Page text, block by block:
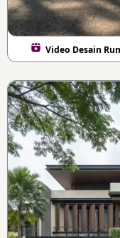
Video Desain